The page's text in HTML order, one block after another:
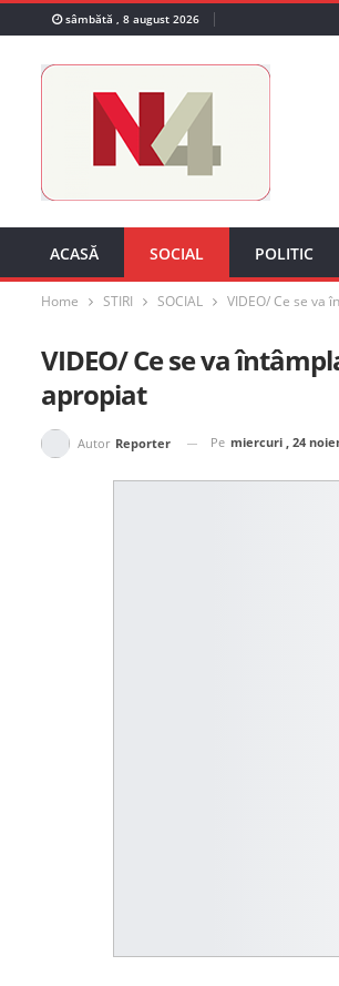
sâmbătă , 8 august 2026
ACASĂ SOCIAL POLITIC
Home STIRI SOCIAL VIDEO/ Ce se va
VIDEO/ Ce se va
apropiat
Autor Reporter Pe miercuri , 24